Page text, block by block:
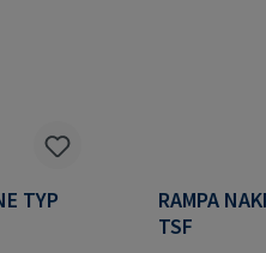
TYP
RAMPA
TSF